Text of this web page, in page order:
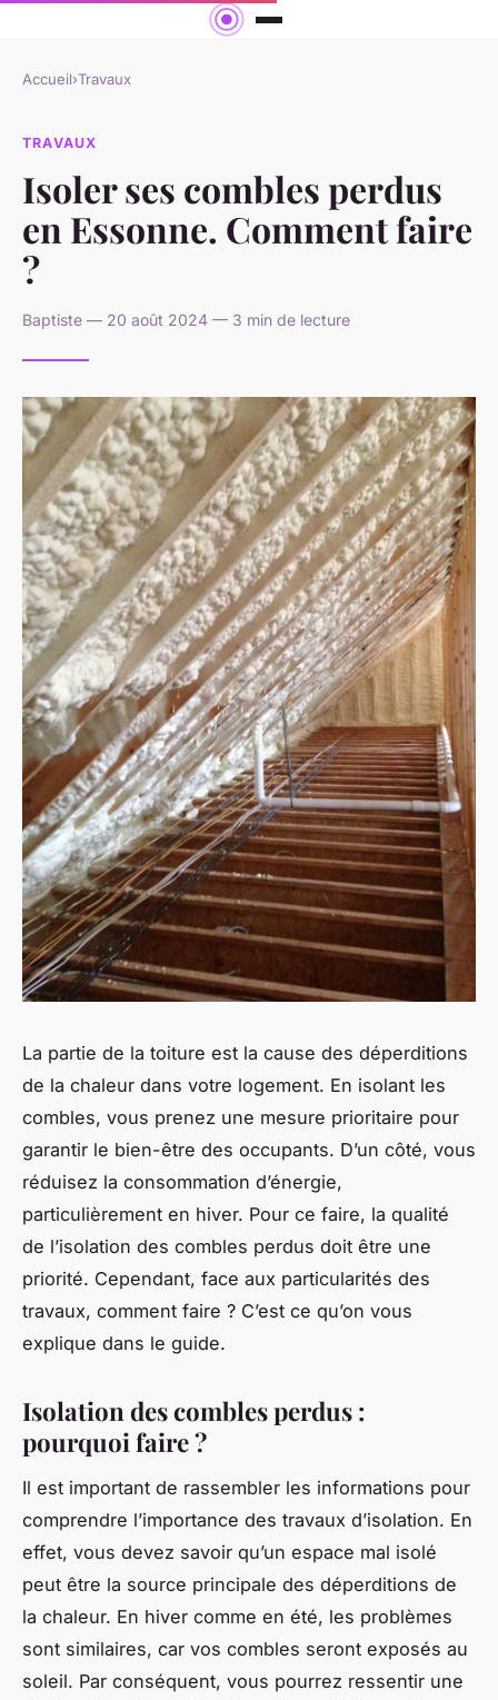
Accueil›Travaux
TRAVAUX
Isoler ses combles perdus
en Essonne. Comment faire
?
Baptiste — 20 août 2024 — 3 min de lecture
La partie de la toiture est la cause des déperditions
de la chaleur dans votre logement. En isolant les
combles, vous prenez une mesure prioritaire pour
garantir le bien-être des occupants. D’un côté, vous
réduisez la consommation d’énergie,
particulièrement en hiver. Pour ce faire, la qualité
de l’isolation des combles perdus doit être une
priorité. Cependant, face aux particularités des
travaux, comment faire ? C’est ce qu’on vous
explique dans le guide.
Isolation des combles perdus :
pourquoi faire ?
Il est important de rassembler les informations pour
comprendre l’importance des travaux d’isolation. En
effet, vous devez savoir qu’un espace mal isolé
peut être la source principale des déperditions de
la chaleur. En hiver comme en été, les problèmes
sont similaires, car vos combles seront exposés au
soleil. Par conséquent, vous pourrez ressentir une